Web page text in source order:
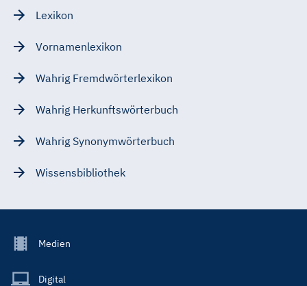
Lexikon
Vornamenlexikon
Wahrig Fremdwörterlexikon
Wahrig Herkunftswörterbuch
Wahrig Synonymwörterbuch
Wissensbibliothek
Footer
Main
Medien
Digital